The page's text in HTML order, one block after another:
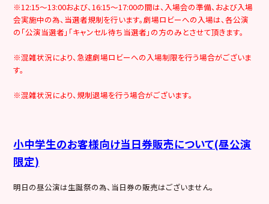
※12:15～13:00および、16:15～17:00の間は、入場会の準備、および入場
会実施中の為、当選者規制を行います。劇場ロビーへの入場は、各公演
の「公演当選者」「キャンセル待ち当選者」の方のみとさせて頂きます。
※混雑状況により、急遽劇場ロビーへの入場制限を行う場合がございま
す。
※混雑状況により、規制退場を行う場合がございます。
小中学生のお客様向け当日券販売について(昼公演
限定)
明日の昼公演は生誕祭の為、当日券の販売はございません。